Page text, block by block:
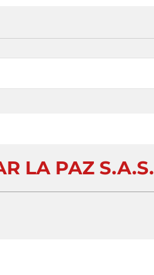
LA PAZ S.A.S.